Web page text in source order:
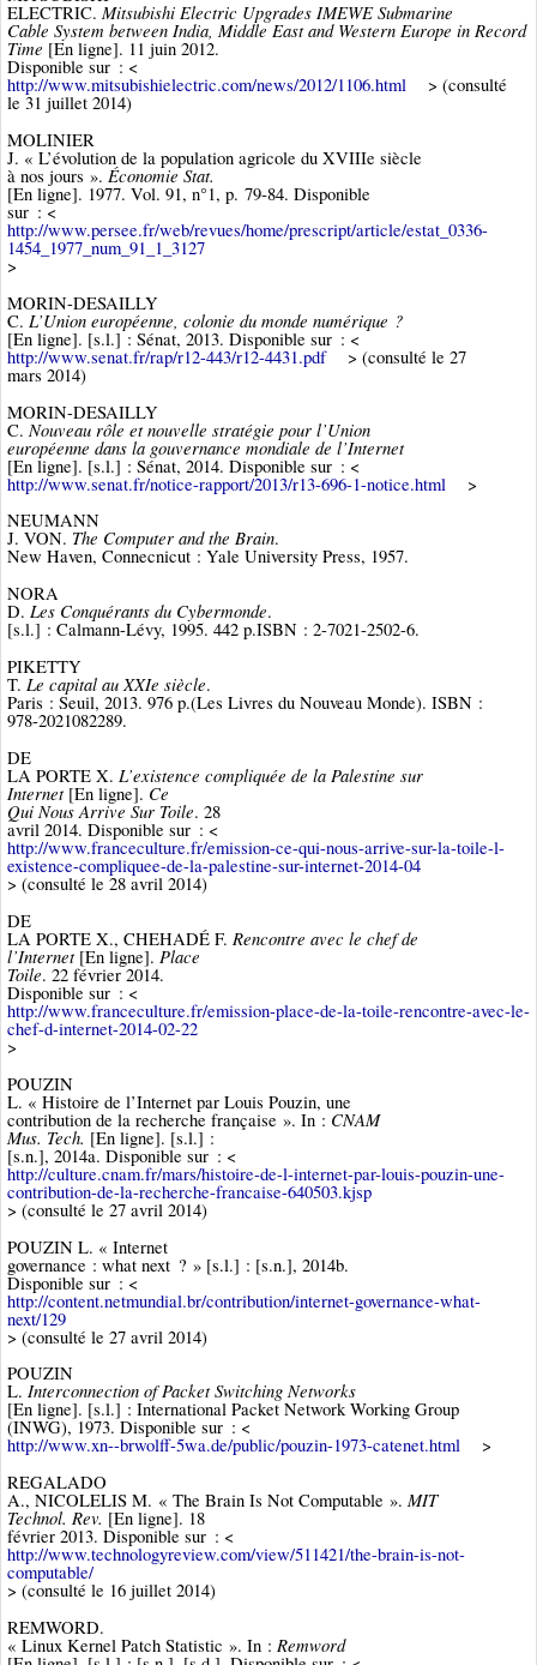
ELECTRIC. Mitsubishi Electric Upgrades IMEWE Submarine
Cable System between India, Middle East and Western Europe in Record
Time [En ligne]. 11 juin 2012.
Disponible sur : <
http://www.mitsubishielectric.com/news/2012/1106.html > (consulté
le 31 juillet 2014)
MOLINIER
J. « L’évolution de la population agricole du XVIIIe siècle
à nos jours ». Économie Stat.
[En ligne]. 1977. Vol. 91, n°1, p. 79‑84. Disponible
sur : <
http://www.persee.fr/web/revues/home/prescript/article/estat_0336-
1454_1977_num_91_1_3127
>
MORIN-DESAILLY
C. L’Union européenne, colonie du monde numérique ?
[En ligne]. [s.l.] : Sénat, 2013. Disponible sur : <
http://www.senat.fr/rap/r12-443/r12-4431.pdf > (consulté le 27
mars 2014)
MORIN-DESAILLY
C. Nouveau rôle et nouvelle stratégie pour l’Union
européenne dans la gouvernance mondiale de l’Internet
[En ligne]. [s.l.] : Sénat, 2014. Disponible sur : <
http://www.senat.fr/notice-rapport/2013/r13-696-1-notice.html
>
NEUMANN
J. VON. The Computer and the Brain.
New Haven, Connecnicut : Yale University Press, 1957.
NORA
D. Les Conquérants du Cybermonde.
[s.l.] : Calmann-Lévy, 1995. 442 p.ISBN : 2-7021-2502-6.
PIKETTY
T. Le capital au XXIe siècle.
Paris : Seuil, 2013. 976 p.(Les Livres du Nouveau Monde). ISBN :
978-2021082289.
DE
LA PORTE X. L’existence compliquée de la Palestine sur
Internet[En ligne]. Ce
Qui Nous Arrive Sur Toile. 28
avril 2014. Disponible sur : <
http://www.franceculture.fr/emission-ce-qui-nous-arrive-sur-la-toile-l-
existence-compliquee-de-la-palestine-sur-internet-2014-04
> (consulté le 28 avril 2014)
DE
LA PORTE X., CHEHADÉ F. Rencontre avec le chef de
l’Internet[En ligne]. Place
Toile. 22 février 2014.
Disponible sur : <
http://www.franceculture.fr/emission-place-de-la-toile-rencontre-avec-le-
chef-d-internet-2014-02-22
>
POUZIN
L. « Histoire de l’Internet par Louis Pouzin, une
contribution de la recherche française ». In : CNAM
Mus. Tech. [En ligne]. [s.l.] :
[s.n.], 2014a. Disponible sur : <
http://culture.cnam.fr/mars/histoire-de-l-internet-par-louis-pouzin-une-
contribution-de-la-recherche-francaise-640503.kjsp
> (consulté le 27 avril 2014)
POUZIN L. « Internet
governance : what next ? » [s.l.] : [s.n.], 2014b.
Disponible sur : <
http://content.netmundial.br/contribution/internet-governance-what-
next/129
> (consulté le 27 avril 2014)
POUZIN
L. Interconnection of Packet Switching Networks
[En ligne]. [s.l.] : International Packet Network Working Group
(INWG), 1973. Disponible sur : <
http://www.xn--brwolff-5wa.de/public/pouzin-1973-catenet.html
>
REGALADO
A., NICOLELIS M. « The Brain Is Not Computable ». MIT
Technol. Rev. [En ligne]. 18
février 2013. Disponible sur : <
http://www.technologyreview.com/view/511421/the-brain-is-not-
computable/
> (consulté le 16 juillet 2014)
REMWORD.
« Linux Kernel Patch Statistic ». In : Remword